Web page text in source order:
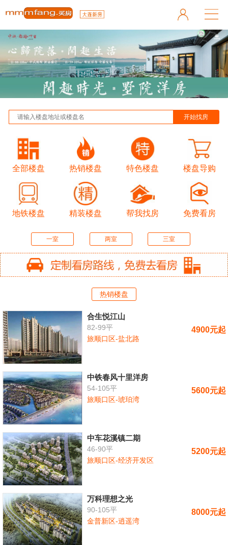
全部楼盘 热销楼盘 特色楼盘 楼盘导购
地铁楼盘 精装楼盘 帮我找房 免费看房
一室 两室 三室
热销楼盘
合生悦江山
82-99平
旅顺口区-盐北路
4900元起
中铁春风十里洋房
54-105平
旅顺口区-琥珀湾
5600元起
中车花溪镇二期
46-90平
旅顺口区-经济开发区
5200元起
万科理想之光
90-105平
金普新区-逍遥湾
8000元起